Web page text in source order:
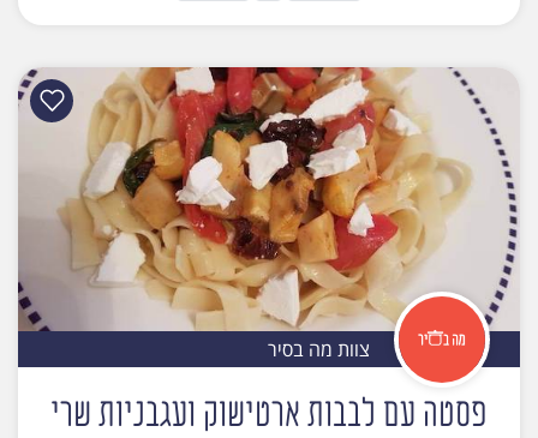
צוות מה בסיר
פסטה עם לבבות ארטישוק ועגבניות שרי